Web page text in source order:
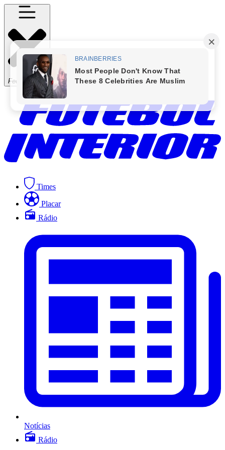
Fechar Menu
Times
Placar
Rádio
Notícias
Rádio